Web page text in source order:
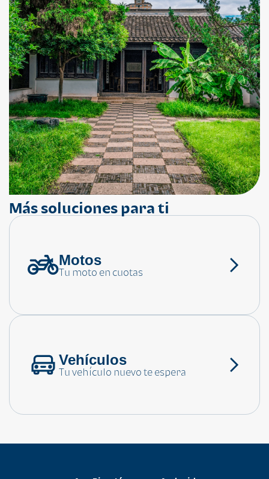
¿Necesitas ayuda?
Más soluciones para ti
Motos
Tu moto en cuotas
Vehículos
Tu vehículo nuevo te espera